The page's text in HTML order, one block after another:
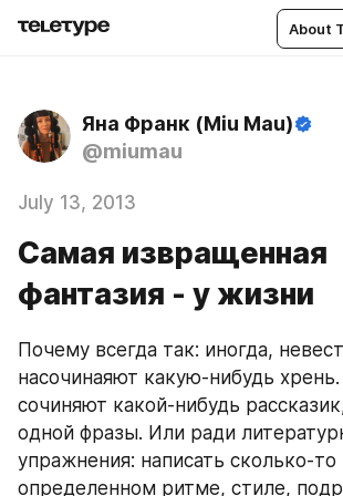
About
Яна Франк (Miu Mau)
@miumau
July 13, 2013
Самая извращенная
фантазия - у жизни
Почему всегда так: иногда,
насочинаяют какую-нибудь
сочиняют какой-нибудь
одной фразы. Или ради
упражнения: написать сколько-то
определенном ритме, стиле,